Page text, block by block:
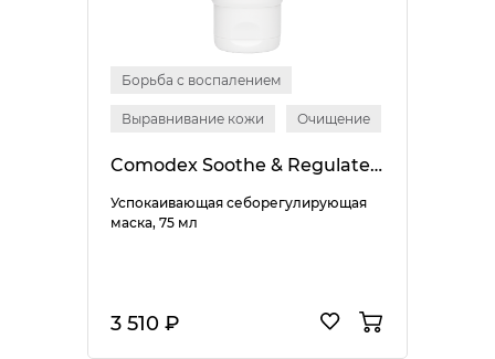
Борьба с воспалением
Выравнивание кожи Очищение
Comodex Soothe & Regulate Mask
Успокаивающая себорегулирующая
маска, 75 мл
3 510 ₽